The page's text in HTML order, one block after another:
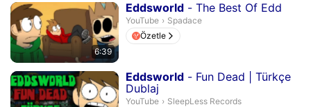
6:39
Eddsworld - The Best Of Edd
Süre 6 dakika 39 saniye
YouTube › Spadace.
Spadace
Özetle
Eddsworld - Fun Dead | Türkçe
Dublaj
Süre 10 dakika
YouTube › SleepLess Records.
SleepLess Records